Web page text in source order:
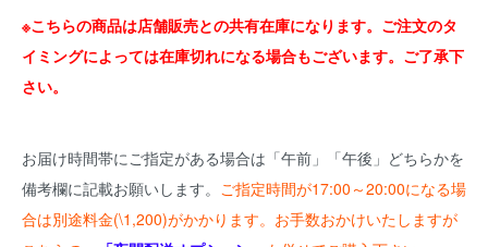
※こちらの商品は店舗販売との共有在庫になります。ご注文のタ
イミングによっては在庫切れになる場合もございます。ご了承下
さい。
お届け時間帯にご指定がある場合は「午前」「午後」どちらかを
備考欄に記載お願いします。 ご指定時間が17:00～20:00になる場
合は別途料金(\1,200)がかかります。お手数おかけいたしますが